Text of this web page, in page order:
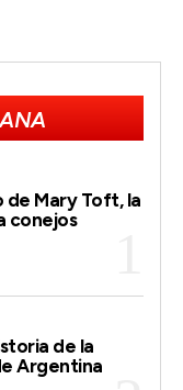
de Mary Toft, la
conejos
de la
Argentina